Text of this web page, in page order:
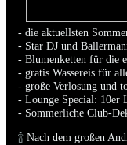
- die aktuellsten
- Star DJ und
- Blumenketten für die
- gratis Wassereis für
- große Verlosung und
- Lounge Special: 10er
- Sommerliche Club-
🍾 Nach dem großen